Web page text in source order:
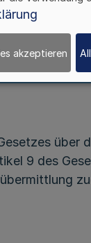
- O 2276 -
Vom
9 des
akzeptieren